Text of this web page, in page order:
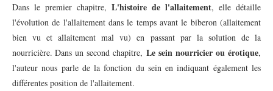
Dans le premier chapitre, L'histoire de l'allaitement, elle détaille
l'évolution de l'allaitement dans le temps avant le biberon (allaitement
bien vu et allaitement mal vu) en passant par la solution de la
nourricière. Dans un second chapitre, Le sein nourricier ou érotique,
l'auteur nous parle de la fonction du sein en indiquant également les
différentes position de l'allaitement.